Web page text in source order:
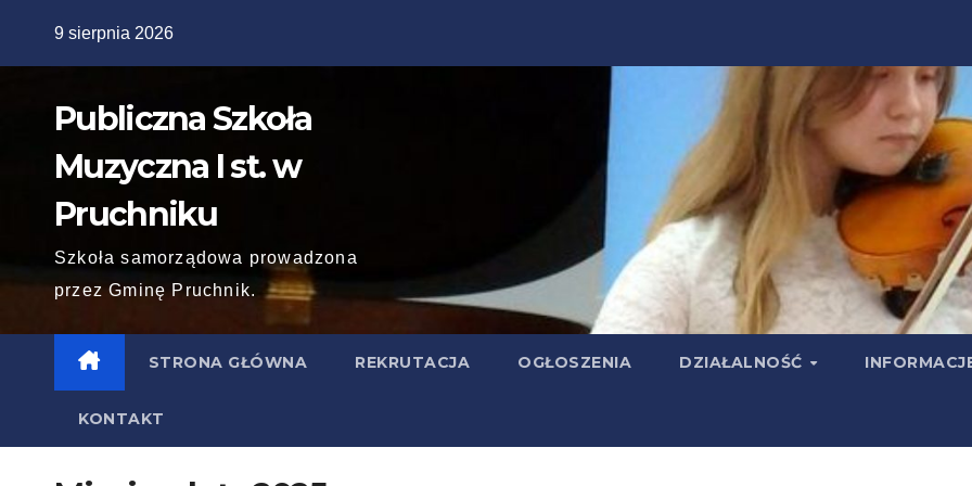
9 sierpnia 2026
Publiczna Szkoła
Muzyczna I st. w
Pruchniku
Szkoła samorządowa prowadzona
przez Gminę Pruchnik.
STRONA GŁÓWNA REKRUTACJA OGŁOSZENIA DZIAŁALNOŚĆ
KONTAKT